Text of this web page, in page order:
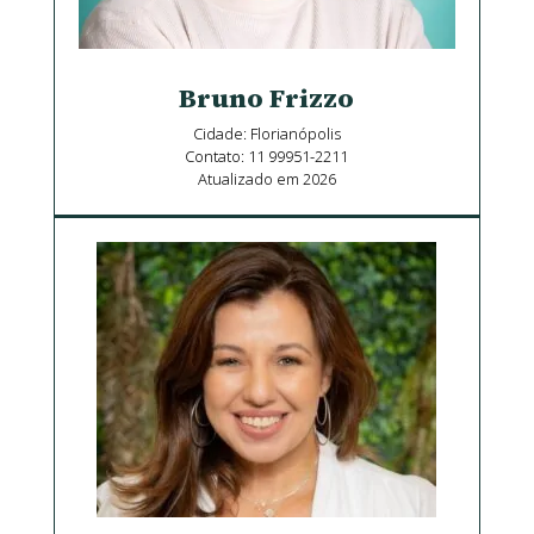
Bruno Frizzo
Cidade: Florianópolis
Contato: 11 99951-2211
Atualizado em 2026